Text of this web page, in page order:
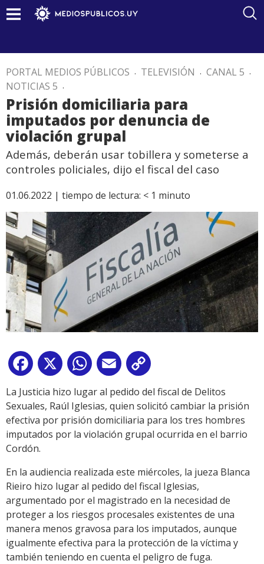
PORTAL MEDIOS PÚBLICOS . TELEVISIÓN . CANAL 5 .
NOTICIAS 5 .
Prisión domiciliaria para
imputados por denuncia de
violación grupal
Además, deberán usar tobillera y someterse a
controles policiales, dijo el fiscal del caso
01.06.2022 | tiempo de lectura: < 1 minuto
Facebook
X WhatsApp
Email
Link
La Justicia hizo lugar al pedido del fiscal de Delitos
Sexuales, Raúl Iglesias, quien solicitó cambiar la prisión
efectiva por prisión domiciliaria para los tres hombres
imputados por la violación grupal ocurrida en el barrio
Cordón.
En la audiencia realizada este miércoles, la jueza Blanca
Rieiro hizo lugar al pedido del fiscal Iglesias,
argumentado por el magistrado en la necesidad de
proteger a los riesgos procesales existentes de una
manera menos gravosa para los imputados, aunque
igualmente efectiva para la protección de la víctima y
también teniendo en cuenta el peligro de fuga.